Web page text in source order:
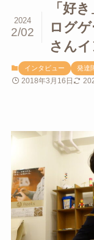
「好
ログ
さん
2024
2/02
インタビュー 発達
2018年3月16日